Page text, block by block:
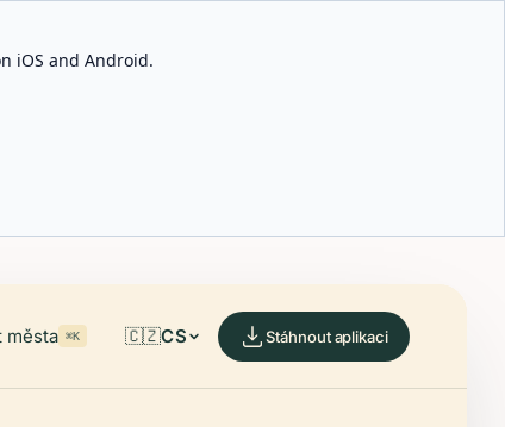
iOS and Android.
města ⌘K 🇨🇿CS Stáhnout aplikaci